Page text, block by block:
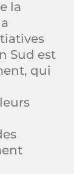
la
Sud est
qui